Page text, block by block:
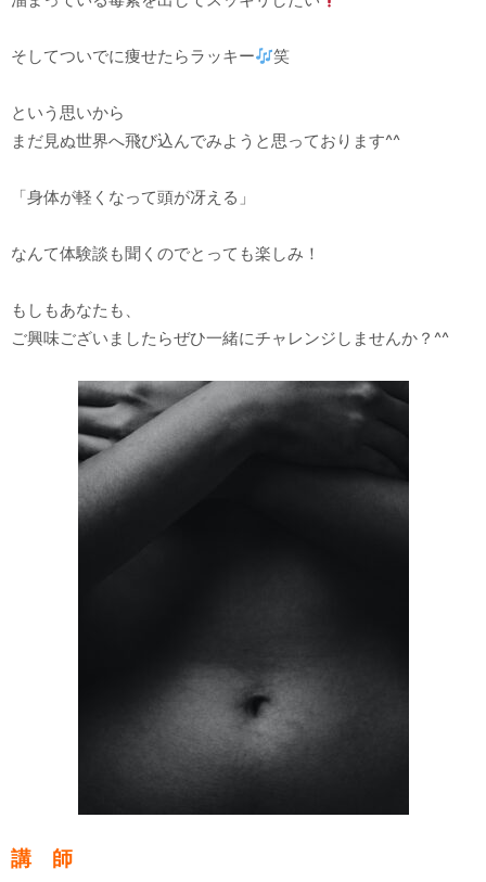
そしてついでに痩せたらラッキー 笑
という思いから
まだ見ぬ世界へ飛び込んでみようと思っております^^
「身体が軽くなって頭が冴える」
なんて体験談も聞くのでとっても楽しみ！
もしもあなたも、
ご興味ございましたらぜひ一緒にチャレンジしませんか？^^
講 師